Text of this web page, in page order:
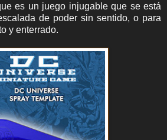
es un juego injugable que se está
de poder sin sentido, o para
y enterrado.